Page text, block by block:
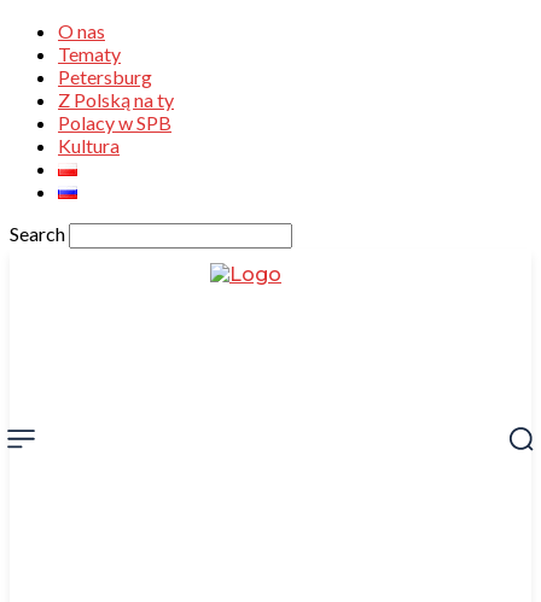
O nas
Tematy
Petersburg
Z Polską na ty
Polacy w SPB
Kultura
Search